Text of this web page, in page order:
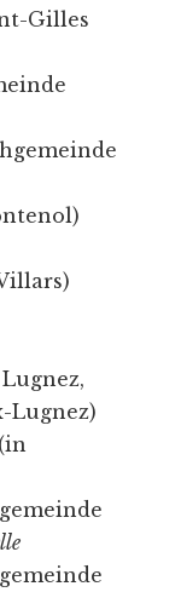
Gilles
Lugnez)